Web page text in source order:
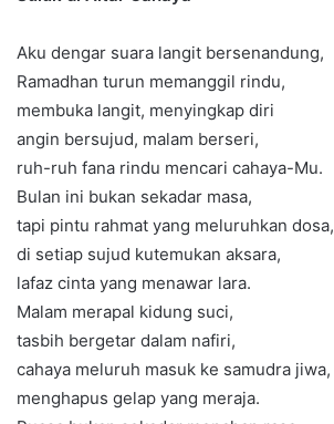
Aku dengar suara langit bersenandung,
Ramadhan turun memanggil rindu,
membuka langit, menyingkap diri
angin bersujud, malam berseri,
ruh-ruh fana rindu mencari cahaya-Mu.
Bulan ini bukan sekadar masa,
tapi pintu rahmat yang meluruhkan dosa,
di setiap sujud kutemukan aksara,
lafaz cinta yang menawar lara.
Malam merapal kidung suci,
tasbih bergetar dalam nafiri,
cahaya meluruh masuk ke samudra jiwa,
menghapus gelap yang meraja.